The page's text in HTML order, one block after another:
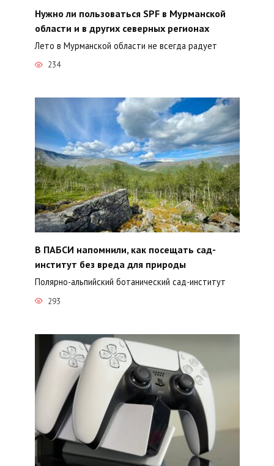
Нужно ли пользоваться SPF в Мурманской
области и в других северных регионах
Лето в Мурманской области не всегда радует
234
В ПАБСИ напомнили, как посещать сад-
институт без вреда для природы
Полярно-альпийский ботанический сад-институт
293